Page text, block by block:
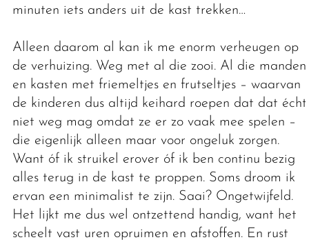
minuten iets anders uit de kast trekken…
Alleen daarom al kan ik me enorm verheugen op
de verhuizing. Weg met al die zooi. Al die manden
en kasten met friemeltjes en frutseltjes – waarvan
de kinderen dus altijd keihard roepen dat dat écht
niet weg mag omdat ze er zo vaak mee spelen –
die eigenlijk alleen maar voor ongeluk zorgen.
Want óf ik struikel erover óf ik ben continu bezig
alles terug in de kast te proppen. Soms droom ik
ervan een minimalist te zijn. Saai? Ongetwijfeld.
Het lijkt me dus wel ontzettend handig, want het
scheelt vast uren opruimen en afstoffen. En rust